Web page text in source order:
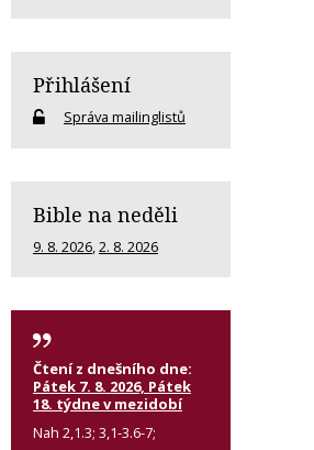
Přihlášení
Správa mailinglistů
Bible na neděli
9. 8. 2026,2. 8. 2026
Čtení z dnešního dne:
Pátek 7. 8. 2026, Pátek
18. týdne v mezidobí
Nah 2,1.3; 3,1-3.6-7;